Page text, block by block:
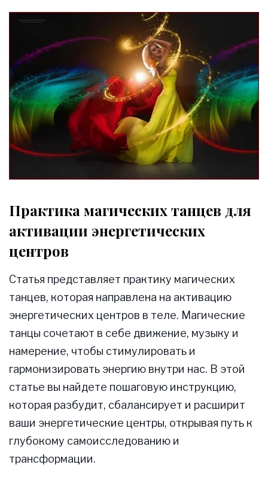
Практика магических танцев для
активации энергетических
центров
Статья представляет практику магических
танцев, которая направлена на активацию
энергетических центров в теле. Магические
танцы сочетают в себе движение, музыку и
намерение, чтобы стимулировать и
гармонизировать энергию внутри нас. В этой
статье вы найдете пошаговую инструкцию,
которая разбудит, сбалансирует и расширит
ваши энергетические центры, открывая путь к
глубокому самоисследованию и
трансформации.